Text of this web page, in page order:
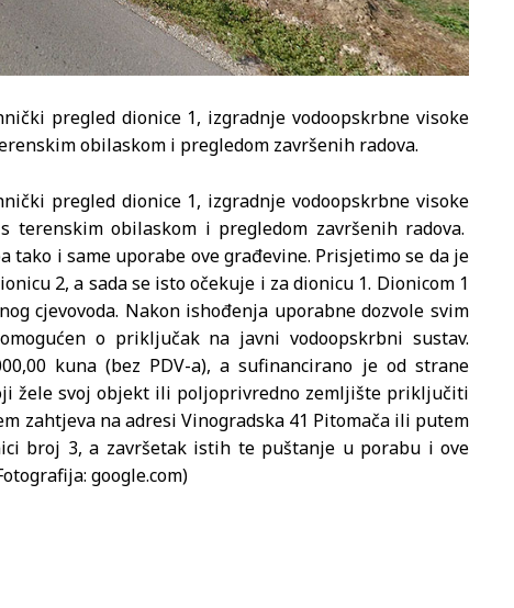
pregled dionice 1, izgradnje vodoopskrbne visoke
obilaskom i pregledom završenih radova.
pregled dionice 1, izgradnje vodoopskrbne visoke
terenskim obilaskom i pregledom završenih radova.
i same uporabe ove građevine. Prisjetimo se da je
2, a sada se isto očekuje i za dionicu 1. Dionicom 1
cjevovoda. Nakon ishođenja uporabne dozvole svim
o priključak na javni vodoopskrbni sustav.
kuna (bez PDV-a), a sufinancirano je od strane
žele svoj objekt ili poljoprivredno zemljište priključiti
zahtjeva na adresi Vinogradska 41 Pitomača ili putem
broj 3, a završetak istih te puštanje u porabu i ove
google.com)